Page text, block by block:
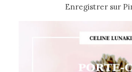
Enregistrer sur